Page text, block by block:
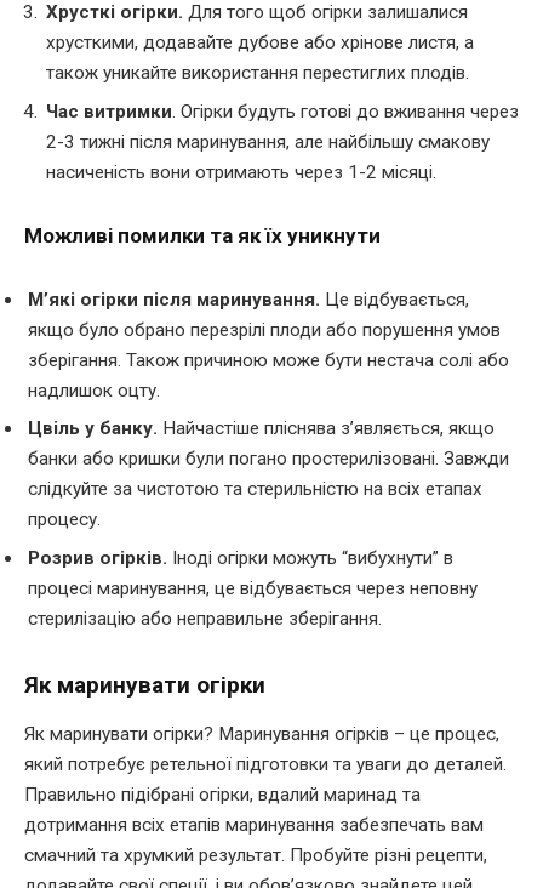
Хрусткі огірки. Для того щоб огірки залишалися
хрусткими, додавайте дубове або хрінове листя, а
також уникайте використання перестиглих плодів.
Час витримки. Огірки будуть готові до вживання через
2-3 тижні після маринування, але найбільшу смакову
насиченість вони отримають через 1-2 місяці.
Можливі помилки та як їх уникнути
М’які огірки після маринування. Це відбувається,
якщо було обрано перезрілі плоди або порушення умов
зберігання. Також причиною може бути нестача солі або
надлишок оцту.
Цвіль у банку. Найчастіше пліснява з’являється, якщо
банки або кришки були погано простерилізовані. Завжди
слідкуйте за чистотою та стерильністю на всіх етапах
процесу.
Розрив огірків. Іноді огірки можуть “вибухнути” в
процесі маринування, це відбувається через неповну
стерилізацію або неправильне зберігання.
Як маринувати огірки
Як маринувати огірки? Маринування огірків – це процес,
який потребує ретельної підготовки та уваги до деталей.
Правильно підібрані огірки, вдалий маринад та
дотримання всіх етапів маринування забезпечать вам
смачний та хрумкий результат. Пробуйте різні рецепти,